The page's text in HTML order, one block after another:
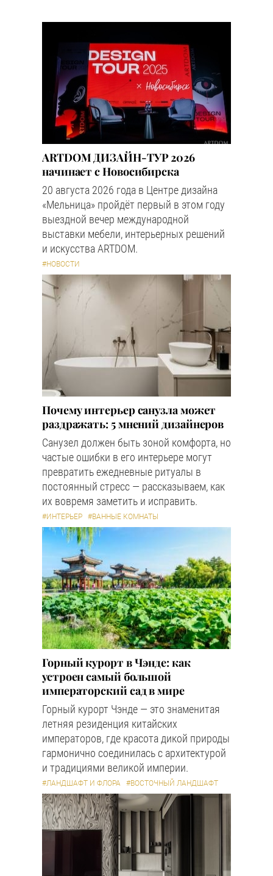
ARTDOM ДИЗАЙН-ТУР 2026
начинает с Новосибирска
20 августа 2026 года в Центре дизайна
«Мельница» пройдёт первый в этом году
выездной вечер международной
выставки мебели, интерьерных решений
и искусства ARTDOM.
#НОВОСТИ
Почему интерьер санузла может
раздражать: 5 мнений дизайнеров
Санузел должен быть зоной комфорта, но
частые ошибки в его интерьере могут
превратить ежедневные ритуалы в
постоянный стресс — рассказываем, как
их вовремя заметить и исправить.
#ИНТЕРЬЕР #ВАННЫЕ КОМНАТЫ
Горный курорт в Чэнде: как
устроен самый большой
императорский сад в мире
Горный курорт Чэнде — это знаменитая
летняя резиденция китайских
императоров, где красота дикой природы
гармонично соединилась с архитектурой
и традициями великой империи.
#ЛАНДШАФТ И ФЛОРА #ВОСТОЧНЫЙ ЛАНДШАФТ